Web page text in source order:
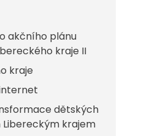
akčního plánu
kraje II
kraje
dětských
krajem